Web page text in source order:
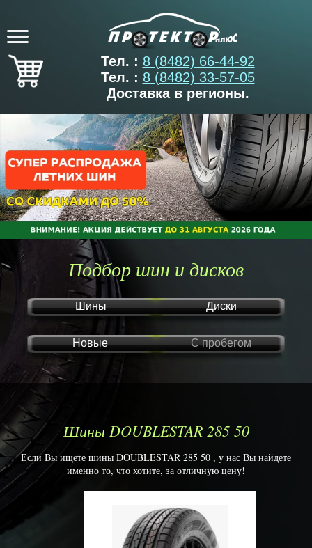
Тел. : 8 (8482) 66-44-92
Тел. : 8 (8482) 33-57-05
Доставка в регионы.
Подбор шин и дисков
Шины Диски
Новые С пробегом
Шины DOUBLESTAR 285 50
Если Вы ищете шины DOUBLESTAR 285 50 , у нас Вы найдете
именно то, что хотите, за отличную цену!